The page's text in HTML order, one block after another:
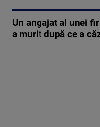
Un angajat al unei
a murit după ce a